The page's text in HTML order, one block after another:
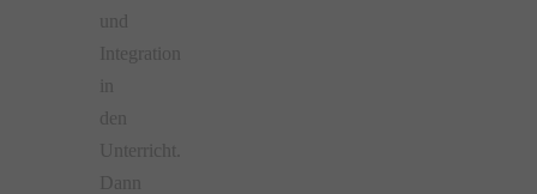
und
Integration
den
Unterricht.
Dann